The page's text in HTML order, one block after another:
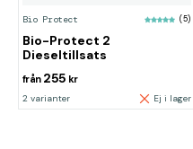
Bio Protect (5)
Bio-Protect 2
Dieseltillsats
från 255 kr
2 varianter Ej i lager